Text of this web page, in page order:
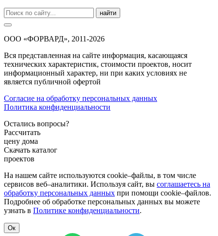
найти
ООО «ФОРВАРД», 2011-2026
Вся представленная на сайте информация, касающаяся
технических характеристик, стоимости проектов, носит
информационный характер, ни при каких условиях не
является публичной офертой
Согласие на обработку персональных данных
Политика конфиденциальности
Остались вопросы?
Рассчитать
цену дома
Скачать каталог
проектов
На нашем сайте используются cookie–файлы, в том числе
сервисов веб–аналитики. Используя сайт, вы соглашаетесь на
обработку персональных данных при помощи cookie–файлов.
Подробнее об обработке персональных данных вы можете
узнать в Политике конфиденциальности.
Ок